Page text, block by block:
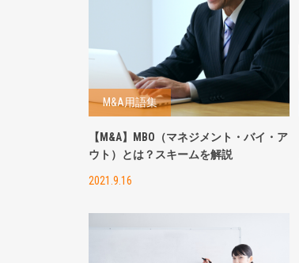
M&A用語集
【M&A】MBO（マネジメント・バイ・ア
ウト）とは？スキームを解説
2021.9.16